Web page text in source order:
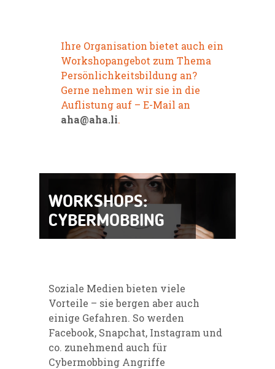
Ihre Organisation bietet auch ein
Workshopangebot zum Thema
Persönlichkeitsbildung an?
Gerne nehmen wir sie in die
Auflistung auf – E-Mail an
aha@aha.li.
WORKSHOPS:
CYBERMOBBING
Soziale Medien bieten viele
Vorteile – sie bergen aber auch
einige Gefahren. So werden
Facebook, Snapchat, Instagram und
co. zunehmend auch für
Cybermobbing Angriffe